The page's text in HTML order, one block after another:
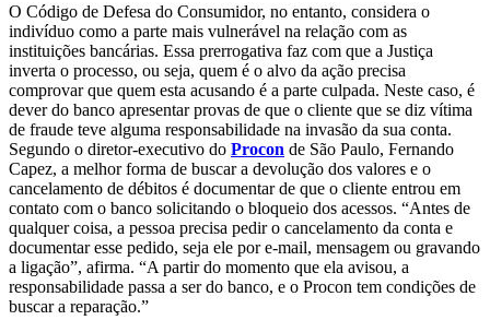
O Código de Defesa do Consumidor, no entanto, considera o
indivíduo como a parte mais vulnerável na relação com as
instituições bancárias. Essa prerrogativa faz com que a Justiça
inverta o processo, ou seja, quem é o alvo da ação precisa
comprovar que quem esta acusando é a parte culpada. Neste caso, é
dever do banco apresentar provas de que o cliente que se diz vítima
de fraude teve alguma responsabilidade na invasão da sua conta.
Segundo o diretor-executivo do Procon de São Paulo, Fernando
Capez, a melhor forma de buscar a devolução dos valores e o
cancelamento de débitos é documentar de que o cliente entrou em
contato com o banco solicitando o bloqueio dos acessos. “Antes de
qualquer coisa, a pessoa precisa pedir o cancelamento da conta e
documentar esse pedido, seja ele por e-mail, mensagem ou gravando
a ligação”, afirma. “A partir do momento que ela avisou, a
responsabilidade passa a ser do banco, e o Procon tem condições de
buscar a reparação.”